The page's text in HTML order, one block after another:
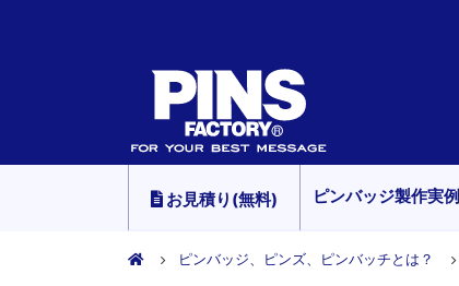
お見積り(無料) ピンバッジ製作実例
ピンバッジ、ピンズ、ピンバッチとは？